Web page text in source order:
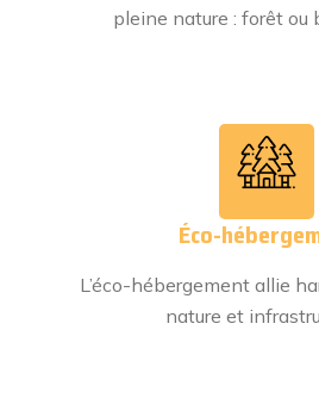
pleine nature : forêt ou
Éco-
L’éco-hébergement allie
nature et